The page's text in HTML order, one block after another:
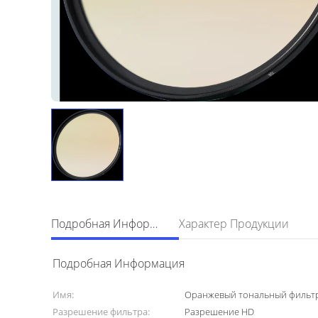
Подробная Информация Характер Продукции
Подробная Информация
Имя: Оранжевый тональный
Разрешение фильтра:
Разрешение HD